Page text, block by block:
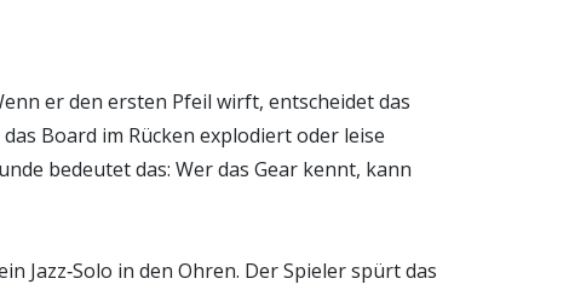
er den ersten Pfeil wirft, entscheidet das
Board im Rücken explodiert oder leise
bedeutet das: Wer das Gear kennt, kann
Jazz‑Solo in den Ohren. Der Spieler spürt das